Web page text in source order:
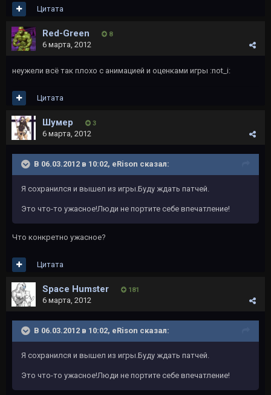
Цитата
Red-Green 8
6 марта, 2012
неужели всё так плохо с анимацией и оценками игры :not_i:
Цитата
Шумер 3
6 марта, 2012
В 06.03.2012 в 10:02, eRison сказал:
Я сохранился и вышел из игры.Буду ждать патчей.
Это что-то ужасное!Люди не портите себе впечатление!
Что конкретно ужасное?
Цитата
Space Humster 181
6 марта, 2012
В 06.03.2012 в 10:02, eRison сказал:
Я сохранился и вышел из игры.Буду ждать патчей.
Это что-то ужасное!Люди не портите себе впечатление!